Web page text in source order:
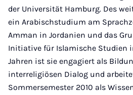
der Universität Hamburg. Des
ein Arabischstudium am
Amman in Jordanien und das
Initiative für Islamische Studien
Jahren ist sie engagiert als
interreligiösen Dialog und
Sommersemester 2010 als